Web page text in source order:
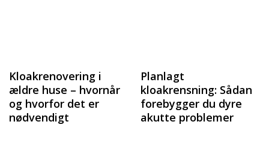
Kloakrenovering i
ældre huse – hvornår
og hvorfor det er
nødvendigt
Planlagt
kloakrensning: Sådan
forebygger du dyre
akutte problemer